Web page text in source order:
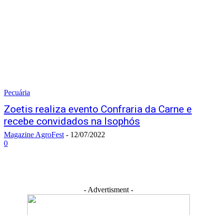
Pecuária
Zoetis realiza evento Confraria da Carne e
recebe convidados na Isophós
Magazine AgroFest - 12/07/2022
0
- Advertisment -